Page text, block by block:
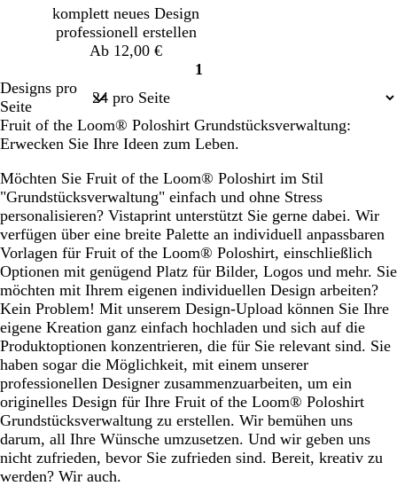
komplett neues Design
professionell erstellen
Ab 12,00 €
Seite
1
Designs pro
Seite
Fruit of the Loom® Poloshirt Grundstücksverwaltung:
Erwecken Sie Ihre Ideen zum Leben.
Möchten Sie Fruit of the Loom® Poloshirt im Stil
"Grundstücksverwaltung" einfach und ohne Stress
personalisieren? Vistaprint unterstützt Sie gerne dabei. Wir
verfügen über eine breite Palette an individuell anpassbaren
Vorlagen für Fruit of the Loom® Poloshirt, einschließlich
Optionen mit genügend Platz für Bilder, Logos und mehr. Sie
möchten mit Ihrem eigenen individuellen Design arbeiten?
Kein Problem! Mit unserem Design-Upload können Sie Ihre
eigene Kreation ganz einfach hochladen und sich auf die
Produktoptionen konzentrieren, die für Sie relevant sind. Sie
haben sogar die Möglichkeit, mit einem unserer
professionellen Designer zusammenzuarbeiten, um ein
originelles Design für Ihre Fruit of the Loom® Poloshirt
Grundstücksverwaltung zu erstellen. Wir bemühen uns
darum, all Ihre Wünsche umzusetzen. Und wir geben uns
nicht zufrieden, bevor Sie zufrieden sind. Bereit, kreativ zu
werden? Wir auch.